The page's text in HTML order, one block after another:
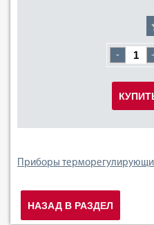
-
Приборы
НАЗАД В РАЗДЕЛ